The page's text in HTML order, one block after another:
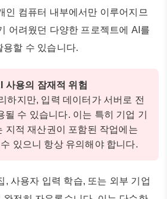
인 컴퓨터 내부에서만 이루어지므
어려웠던 다양한 프로젝트에 AI를
용할 수 있습니다.
사용의 잠재적 위험
하지만, 입력 데이터가 서버로 전
될 수 있습니다. 이는 특히 기업 기
지적 재산권이 포함된 작업에는
있으니 항상 유의해야 합니다.
, 사용자 입력 학습, 또는 외부 기업